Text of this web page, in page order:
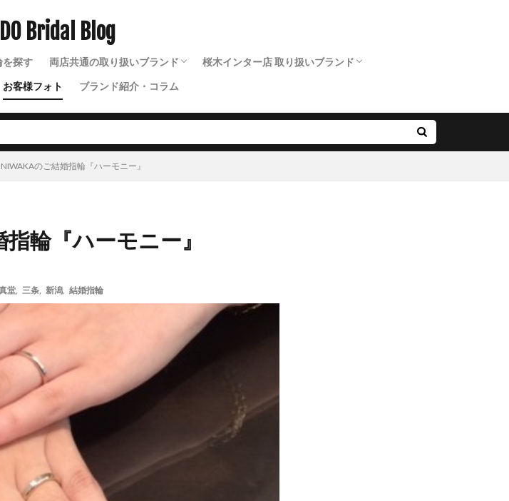
Bridal Blog
を探す 両店共通の取り扱いブランド
N.Y.NIWAKA（ニューヨークニワカ）
NIWAKA（ニワカ）
ルシエ
桜木インター店 取り扱いブランド
お客様フォト ブランド紹介・コラム
検索
のご結婚指輪『ハーモニー』
輪『ハーモニー』
堂, 三条, 新潟, 結婚指輪